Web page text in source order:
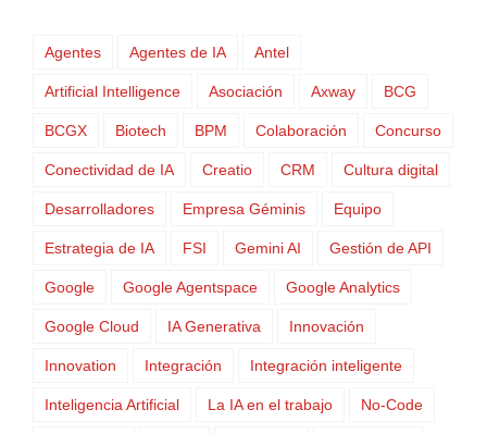
Agentes Agentes de IA Antel
Artificial Intelligence Asociación Axway BCG
BCGX Biotech BPM Colaboración Concurso
Conectividad de IA Creatio CRM Cultura digital
Desarrolladores Empresa Géminis Equipo
Estrategia de IA FSI Gemini AI Gestión de API
Google Google Agentspace Google Analytics
Google Cloud IA Generativa Innovación
Innovation Integración Integración inteligente
Inteligencia Artificial La IA en el trabajo No-Code